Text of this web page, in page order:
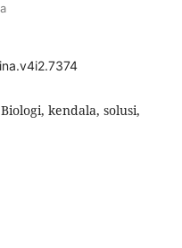
kendala, solusi,